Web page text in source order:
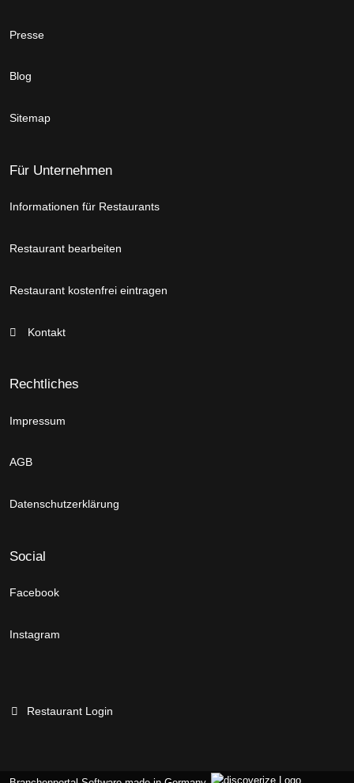
Presse
Blog
Sitemap
Für Unternehmen
Informationen für Restaurants
Restaurant bearbeiten
Restaurant kostenfrei eintragen
Kontakt
Rechtliches
Impressum
AGB
Datenschutzerklärung
Social
Facebook
Instagram
Restaurant Login